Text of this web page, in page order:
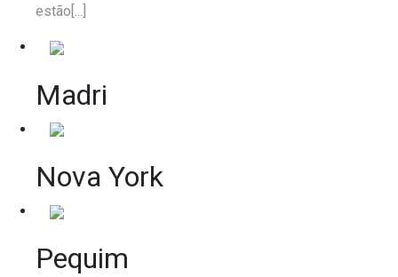
estão[...]
Madri
Nova York
Pequim